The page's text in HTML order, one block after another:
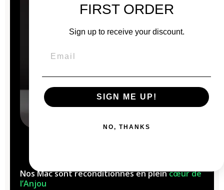
Nos Mac sont reconditionnés en pleincœur de
l’Anjou
FIRST ORDER
Sign up to receive your discount.
SIGN ME UP!
NO, THANKS